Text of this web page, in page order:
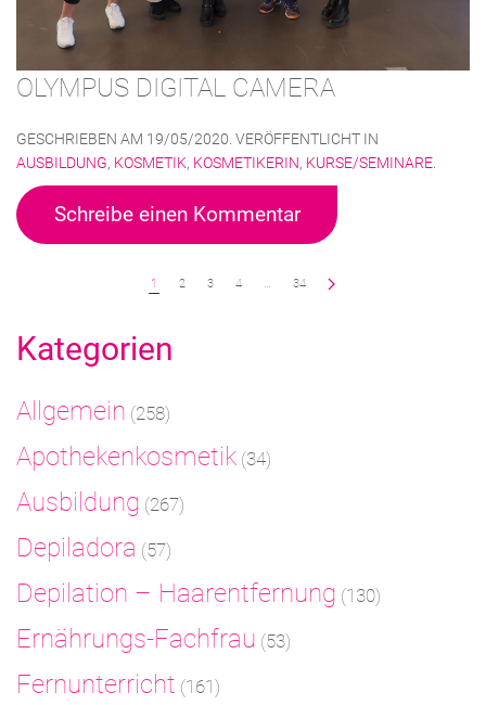
OLYMPUS DIGITAL CAMERA
GESCHRIEBEN AM 19/05/2020 . VERÖFFENTLICHT IN
AUSBILDUNG, KOSMETIK, KOSMETIKERIN, KURSE/SEMINARE
Schreibe einen Kommentar
1 2 3 4 34
Kategorien
Allgemein (258)
Apothekenkosmetik (34)
Ausbildung (267)
Depiladora (57)
Depilation – Haarentfernung (130)
Ernährungs-Fachfrau (53)
Fernunterricht (161)